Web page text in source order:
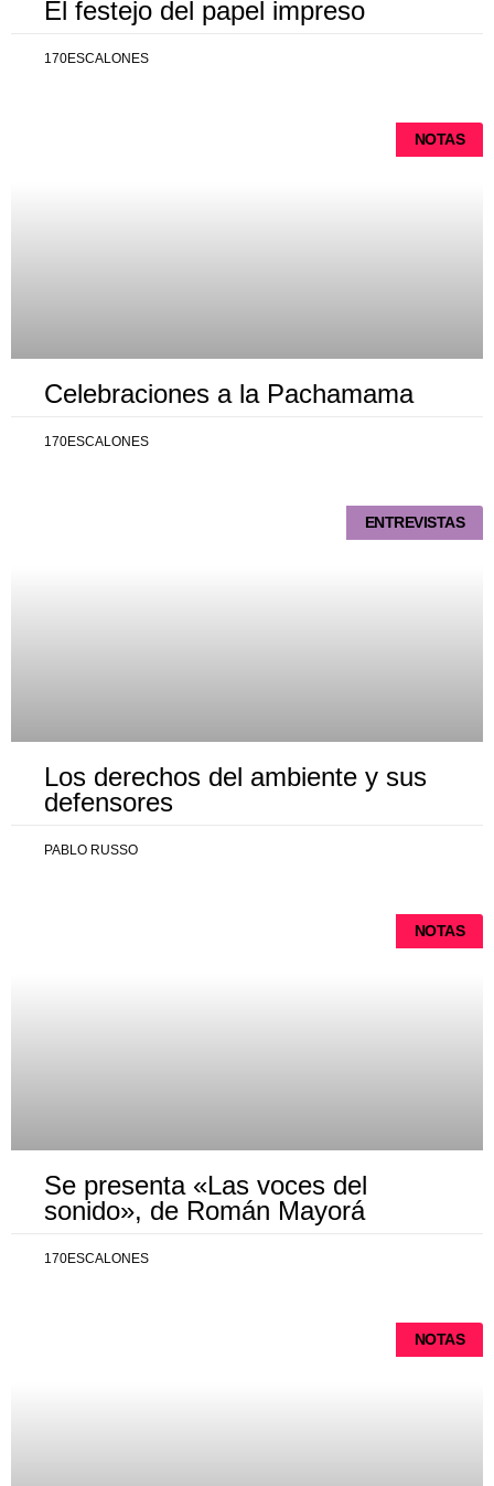
El festejo del papel impreso
170ESCALONES
NOTAS
Celebraciones a la Pachamama
170ESCALONES
ENTREVISTAS
Los derechos del ambiente y sus
defensores
PABLO RUSSO
NOTAS
Se presenta «Las voces del
sonido», de Román Mayorá
170ESCALONES
NOTAS